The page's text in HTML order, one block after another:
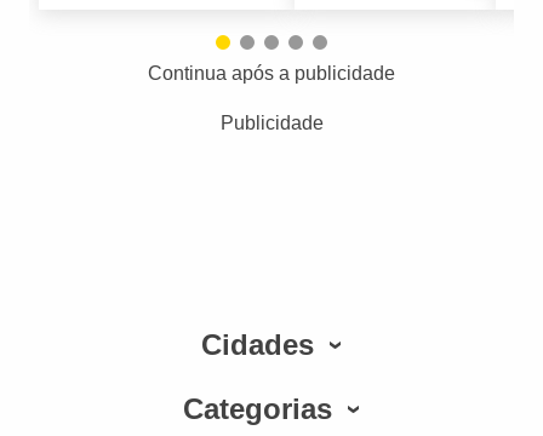
Continua após a publicidade
Publicidade
Cidades
Categorias